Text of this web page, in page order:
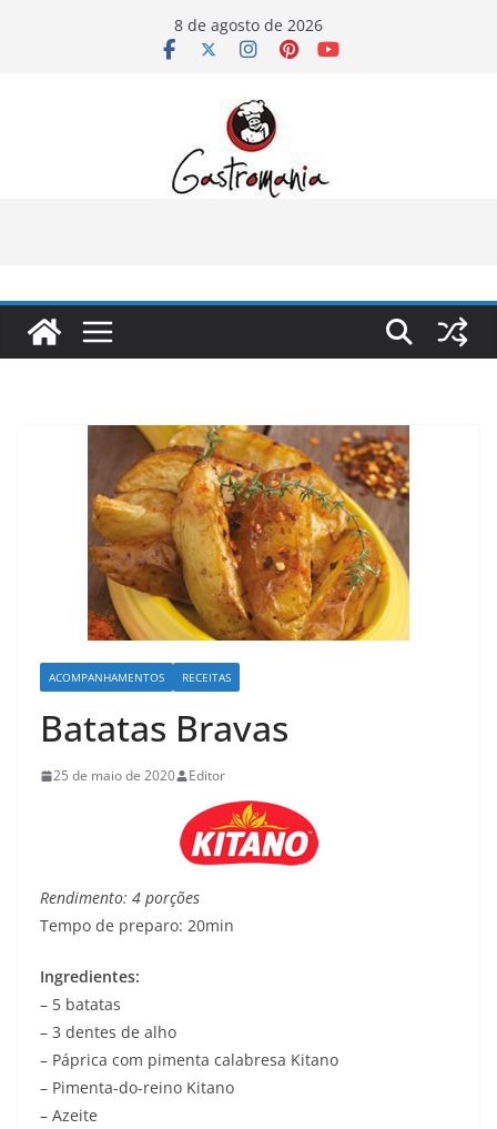
8 de agosto de 2026
ACOMPANHAMENTOS RECEITAS
Batatas Bravas
25 de maio de 2020 Editor
Rendimento: 4 porções
Tempo de preparo: 20min
Ingredientes:
– 5 batatas
– 3 dentes de alho
– Páprica com pimenta calabresa Kitano
– Pimenta-do-reino Kitano
– Azeite